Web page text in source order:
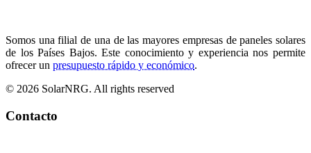
Somos una filial de una de las mayores empresas de paneles solares
de los Países Bajos. Este conocimiento y experiencia nos permite
ofrecer un presupuesto rápido y económico.
© 2026 SolarNRG. All rights reserved
Contacto